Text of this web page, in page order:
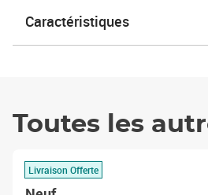
Caractéristiques
Toutes les
Livraison Offerte